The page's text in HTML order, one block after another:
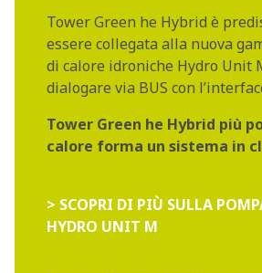
Tower Green he Hybrid è
essere collegata alla nuova
di calore idroniche Hydro Unit
dialogare via BUS con
Tower Green he Hybrid più
calore forma un sistema in
> SCOPRI DI PIÙ SULLA
HYDRO UNIT M